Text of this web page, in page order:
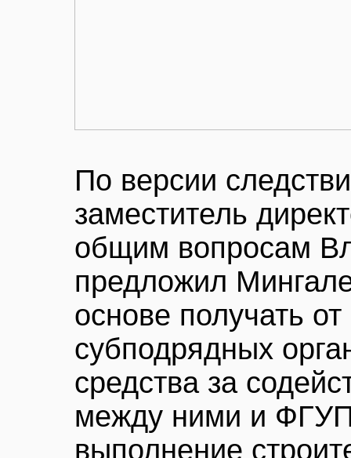
По версии
заместитель
общим вопросам
предложил
основе получать
субподрядных
средства за
между ними и
выполнение